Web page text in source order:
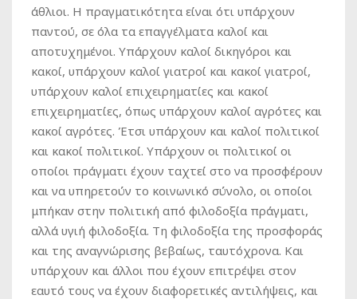
άθλιοι. Η πραγματικότητα είναι ότι υπάρχουν
παντού, σε όλα τα επαγγέλματα καλοί και
αποτυχημένοι. Υπάρχουν καλοί δικηγόροι και
κακοί, υπάρχουν καλοί γιατροί και κακοί γιατροί,
υπάρχουν καλοί επιχειρηματίες και κακοί
επιχειρηματίες, όπως υπάρχουν καλοί αγρότες και
κακοί αγρότες. Έτσι υπάρχουν και καλοί πολιτικοί
και κακοί πολιτικοί. Υπάρχουν οι πολιτικοί οι
οποίοι πράγματι έχουν ταχτεί στο να προσφέρουν
και να υπηρετούν το κοινωνικό σύνολο, οι οποίοι
μπήκαν στην πολιτική από φιλοδοξία πράγματι,
αλλά υγιή φιλοδοξία. Τη φιλοδοξία της προσφοράς
και της αναγνώρισης βεβαίως, ταυτόχρονα. Και
υπάρχουν και άλλοι που έχουν επιτρέψει στον
εαυτό τους να έχουν διαφορετικές αντιλήψεις, και